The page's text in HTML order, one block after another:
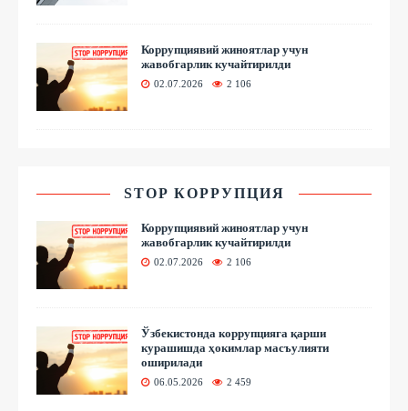
Коррупциявий жиноятлар учун
жавобгарлик кучайтирилди
02.07.2026 2 106
STOP КОРРУПЦИЯ
Коррупциявий жиноятлар учун
жавобгарлик кучайтирилди
02.07.2026 2 106
Ўзбекистонда коррупцияга қарши
курашишда ҳокимлар масъулияти
оширилади
06.05.2026 2 459